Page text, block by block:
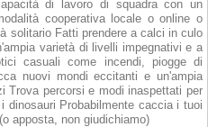
di lavoro di squadra con un
cooperativa locale o online o
solitario Fatti prendere a calci in culo
varietà di livelli impegnativi e a
casuali come incendi, piogge di
nuovi mondi eccitanti e un'ampia
Trova percorsi e modi inaspettati per
dinosauri Probabilmente caccia i tuoi
apposta, non giudichiamo)